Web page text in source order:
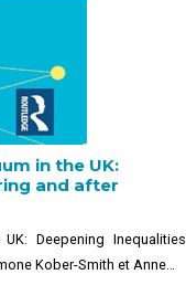
in the UK:
and after
Deepening Inequalities
Kober-Smith et Anne…